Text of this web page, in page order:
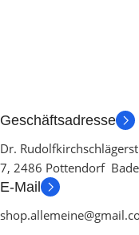
Geschäftsadresse
Dr.
7, 2486 Pottendorf
E-Mail